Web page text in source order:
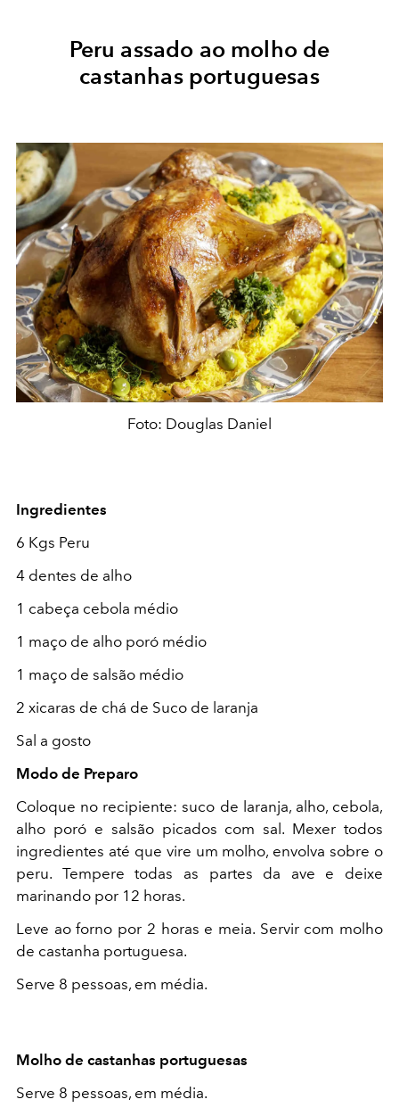
Peru assado ao molho de
castanhas portuguesas
Foto: Douglas Daniel
Ingredientes
6 Kgs Peru
4 dentes de alho
1 cabeça cebola médio
1 maço de alho poró médio
1 maço de salsão médio
2 xicaras de chá de Suco de laranja
Sal a gosto
Modo de Preparo
Coloque no recipiente: suco de laranja, alho, cebola,
alho poró e salsão picados com sal. Mexer todos
ingredientes até que vire um molho, envolva sobre o
peru. Tempere todas as partes da ave e deixe
marinando por 12 horas.
Leve ao forno por 2 horas e meia. Servir com molho
de castanha portuguesa.
Serve 8 pessoas, em média.
Molho de castanhas portuguesas
Serve 8 pessoas, em média.